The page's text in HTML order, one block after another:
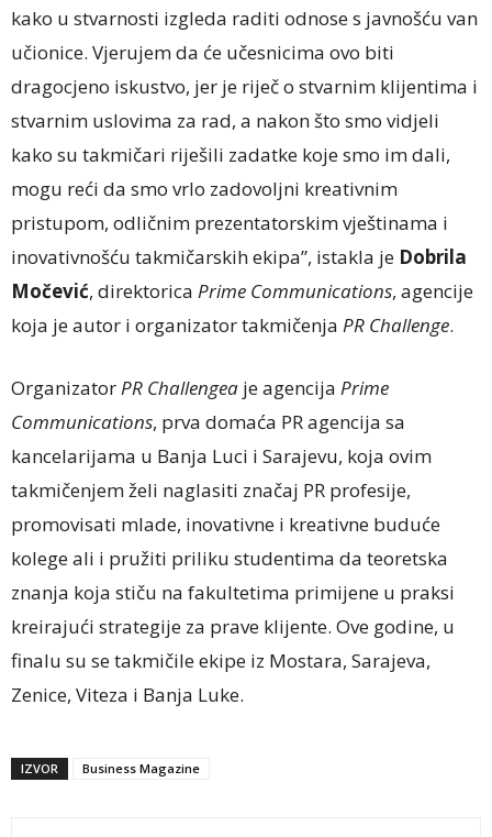
kako u stvarnosti izgleda raditi odnose s javnošću van
učionice. Vjerujem da će učesnicima ovo biti
dragocjeno iskustvo, jer je riječ o stvarnim klijentima i
stvarnim uslovima za rad, a nakon što smo vidjeli
kako su takmičari riješili zadatke koje smo im dali,
mogu reći da smo vrlo zadovoljni kreativnim
pristupom, odličnim prezentatorskim vještinama i
inovativnošću takmičarskih ekipa”, istakla je Dobrila
Močević, direktorica Prime Communications, agencije
koja je autor i organizator takmičenja PR Challenge.
OrganizatorPR Challengea je agencija Prime
Communications, prva domaća PR agencija sa
kancelarijama u Banja Luci i Sarajevu, koja ovim
takmičenjem želi naglasiti značaj PR profesije,
promovisati mlade, inovativne i kreativne buduće
kolege ali i pružiti priliku studentima da teoretska
znanja koja stiču na fakultetima primijene u praksi
kreirajući strategije za prave klijente. Ove godine, u
finalu su se takmičile ekipe iz Mostara, Sarajeva,
Zenice, Viteza i Banja Luke.
IZVOR Business Magazine